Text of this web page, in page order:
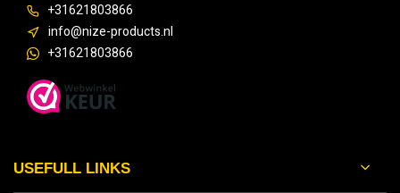
+31621803866
info@nize-products.nl
+31621803866
USEFULL LINKS